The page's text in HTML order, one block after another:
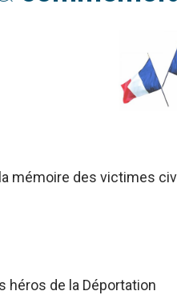
mémoire des victimes
héros de la Déportation